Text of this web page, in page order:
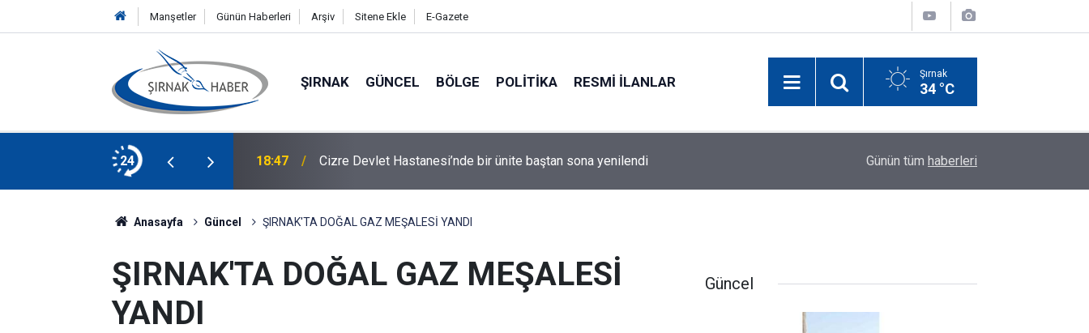
Manşetler Günün Haberleri Arşiv Sitene Ekle E-Gazete
ŞIRNAK GÜNCEL BÖLGE POLITIKA RESMI İLANLAR Şırnak
34 °C
24 18:47 Cizre Devlet Hastanesi’nde bir ünite baştan sona yenilendi Van Gölü sahili yeşile büründü
Günün tüm haberleri
Anasayfa Güncel ŞIRNAK'TA DOĞAL GAZ MEŞALESİ YANDI
ŞIRNAK'TA DOĞAL GAZ MEŞALESİ
YANDI
Güncel